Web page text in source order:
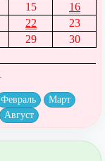
15
16
22
23
29
30
Февраль
Март
Август